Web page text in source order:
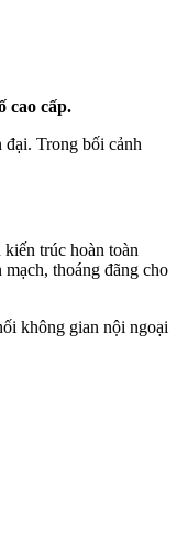
cao cấp.
Trong bối cảnh
trúc hoàn toàn
thoáng đãng cho
không gian nội ngoại